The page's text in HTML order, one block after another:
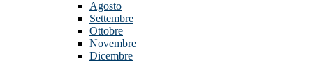
Agosto
Settembre
Ottobre
Novembre
Dicembre